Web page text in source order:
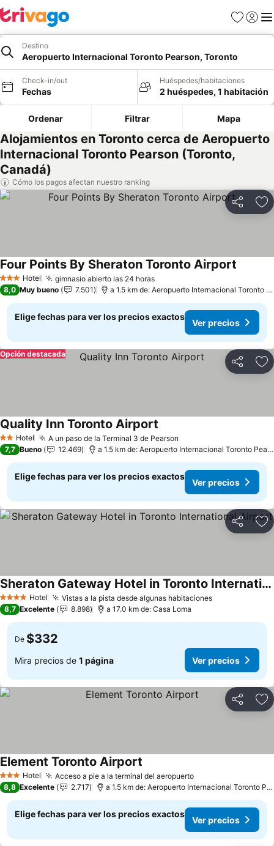
Favoritos
Iniciar
Destino
Aeropuerto Internacional Toronto Pearson, Toronto
Check-in/out
Fechas
Huéspedes/habitaciones
2 huéspedes, 1 habitación
Ordenar Filtrar Mapa
Alojamientos en Toronto cerca de Aeropuerto
Internacional Toronto Pearson (Toronto,
Canadá)
Cómo los pagos afectan nuestro ranking
Compartir
3 Estrellas
Hotel gimnasio abierto las 24 horas
Four Points By Sheraton Toronto Airport
8,0 Muy bueno 7.501 a 1.5 km de: Aeropuerto Internacional Toronto Pearson
Elige fechas para ver los precios exactos
Ver precios
Compartir
Opción destacada
2 Estrellas
Hotel A un paso de la Terminal 3 de Pearson
Quality Inn Toronto Airport
7,7 Bueno 12.469 a 1.5 km de: Aeropuerto Internacional Toronto Pearson
Elige fechas para ver los precios exactos
Ver precios
Compartir
4 EstrellasHotel Vistas a la pista desde algunas habitaciones
Sheraton Gateway Hotel in Toronto International Airport
8,7 Excelente 8.898 a 17.0 km de: Casa Loma
De $332
Mira precios de 1 página Ver precios
Compartir
3 Estrellas
Hotel Acceso a pie a la terminal del aeropuerto
Element Toronto Airport
8,8 Excelente 2.717 a 1.5 km de: Aeropuerto Internacional Toronto Pearson
Elige fechas para ver los precios exactos
Ver precios